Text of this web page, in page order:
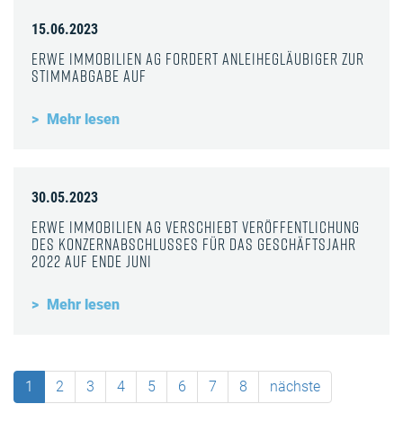
15.06.2023
ERWE Immobilien AG fordert Anleihegläubiger zur
Stimmabgabe auf
Mehr lesen
30.05.2023
ERWE Immobilien AG verschiebt Veröffentlichung
des Konzernabschlusses für das Geschäftsjahr
2022 auf Ende Juni
Mehr lesen
1 2 3 4 5 6 7 8 nächste